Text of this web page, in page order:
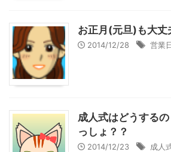
お正月(元旦)も大丈
2014/12/28 営業
成人式はどうする
っしょ？？
2014/12/23 成人